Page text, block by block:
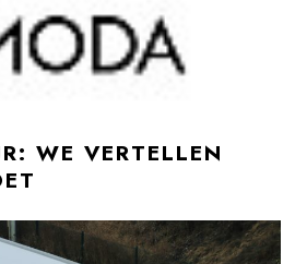
WE VERTELLEN